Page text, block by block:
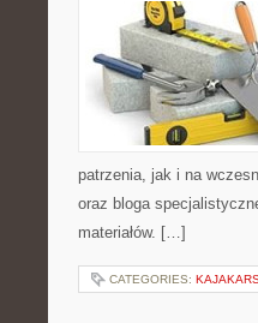
patrzenia, jak i na
oraz bloga
materiałów. […]
CATEGORIES: